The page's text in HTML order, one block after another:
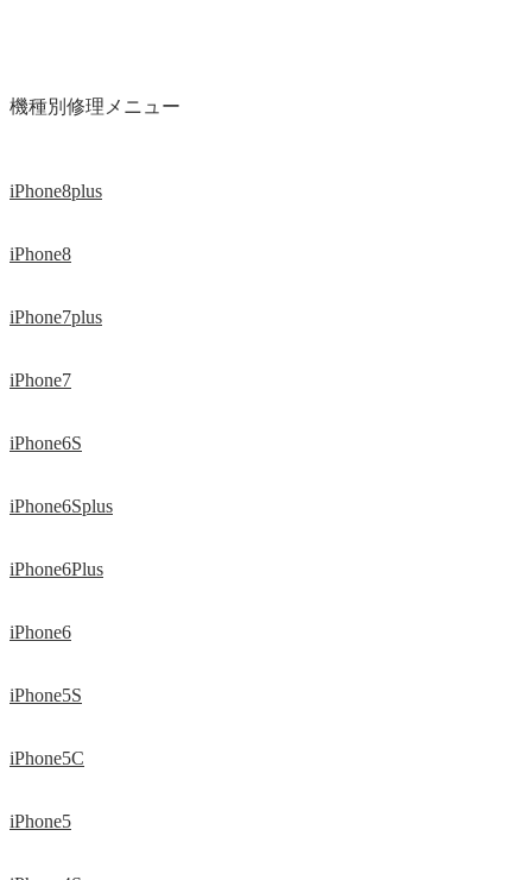
機種別修理メニュー
iPhone8plus
iPhone8
iPhone7plus
iPhone7
iPhone6S
iPhone6Splus
iPhone6Plus
iPhone6
iPhone5S
iPhone5C
iPhone5